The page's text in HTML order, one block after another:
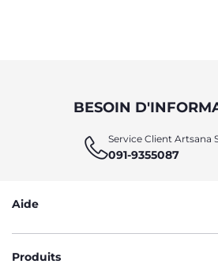
BESOIN
Service Client Artsana
091-9355087
Aide
Produits